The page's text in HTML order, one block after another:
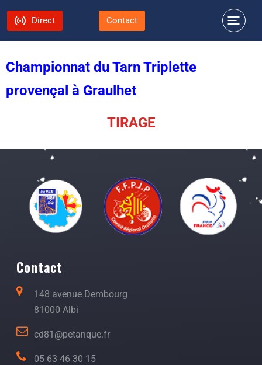
Direct Contact
Championnat du Tarn Triplette
provençal à Graulhet
TIRAGE
Contact
148 avenue Dembourg
81000 Albi
cd81@petanque.fr
05 63 46 30 15